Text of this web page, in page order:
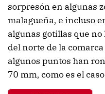
sorpresón en algunas
malagueña, e incluso
algunas gotillas que no
del norte de la
algunos puntos han
70 mm, como es el